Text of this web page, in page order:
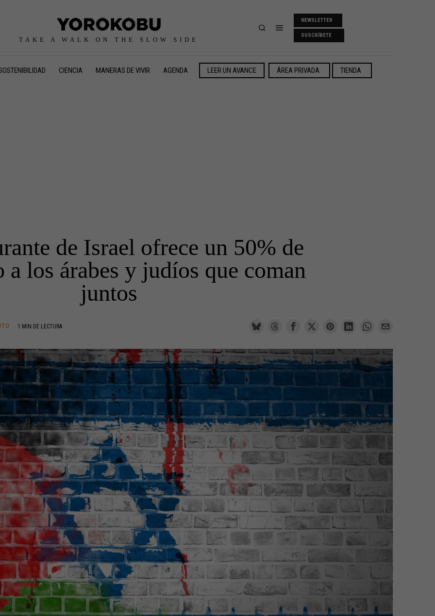
TAKE A WALK ON THE SLOW SIDE
NEWSLETTER
SUSCRÍBETE
CIENCIA MANERAS DE VIVIR AGENDA LEER UN AVANCE ÁREA PRIVADA TIENDA
de Israel ofrece un 50% de
a los árabes y judíos que coman
juntos
1 MIN DE LECTURA